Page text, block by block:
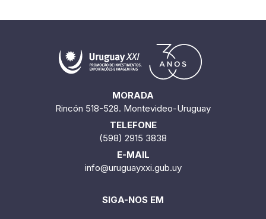
MORADA
Rincón 518-528. Montevideo-Uruguay
TELEFONE
(598) 2915 3838
E-MAIL
info@uruguayxxi.gub.uy
SIGA-NOS EM